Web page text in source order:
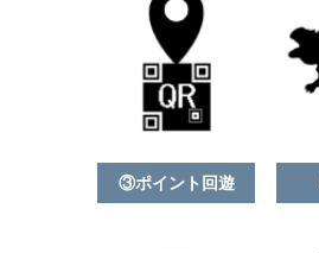
③ポイント回遊